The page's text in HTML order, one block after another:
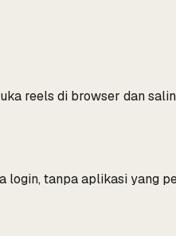
reels di browser dan
login, tanpa aplikasi yang